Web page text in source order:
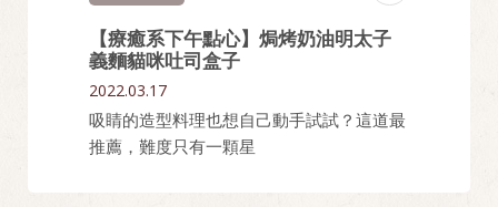
【療癒系下午點心】焗烤奶油明太子
義麵貓咪吐司盒子
2022.03.17
吸睛的造型料理也想自己動手試試？這道最
推薦，難度只有一顆星